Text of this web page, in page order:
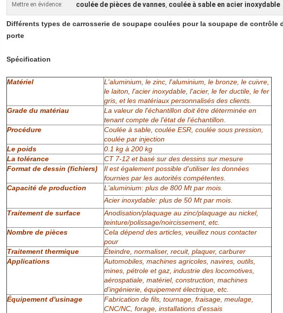
Mettre en évidence: coulée de pièces de vannes, coulée à sable en acier inoxydable
Différents types de carrosserie de soupape coulées pour la soupape de contrôle
porte
Spécification
Matériel
L'aluminium, le zinc, l'aluminium, le bronze, le cuivre,
le laiton, l'acier inoxydable, l'acier, le fer ductile, le fer
gris, et les matériaux personnalisés des clients.
Grade du matériau
La valeur de l'échantillon doit être déterminée en
tenant compte de l'état de l'échantillon.
Procédure
Coulée à sable, coulée ESR, coulée sous pression,
coulée par injection
Le poids
0.1 kg à 200 kg
La tolérance
CT 7-12 et basé sur des dessins sur mesure
Format de dessin (fichiers)
Il est également possible d'utiliser les données
fournies par les autorités compétentes.
Capacité de production
L'aluminium: plus de 800 Mt par mois.
Acier inoxydable: plus de 50 Mt par mois.
Traitement de surface
Anodisation/plaquage au zinc/plaquage au nickel,
teinture/polissage/noircissement, etc.
Nombre de pièces
Cela dépend des articles, veuillez nous contacter
pour
Traitement thermique
Éteindre, normaliser, recuit, plaquer, carburer
Applications
Automobiles, machines agricoles, navires, outils,
mines, pétrole et gaz, industrie des locomotives,
aérospatiale, matériel, construction, machines
d'ingénierie, équipement électrique, etc.
Équipement d'usinage
Fabrication de fils, tournage, fraisage, meulage,
CNC/NC, forage, installations d'essais